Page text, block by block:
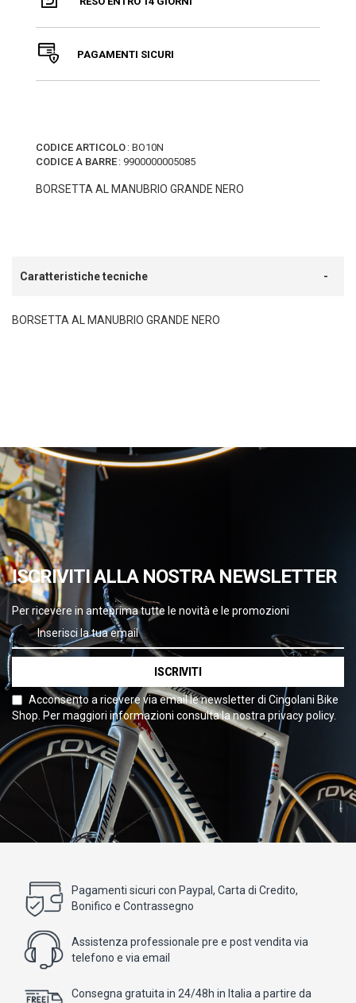
PAGAMENTI SICURI
CODICE ARTICOLO : BO10N
CODICE A BARRE : 9900000005085
BORSETTA AL MANUBRIO GRANDE NERO
Caratteristiche tecniche
BORSETTA AL MANUBRIO GRANDE NERO
ISCRIVITI ALLA NOSTRA NEWSLETTER
Per ricevere in anteprima tutte le novità e le promozioni
ISCRIVITI
Acconsento a ricevere via email le newsletter di Cingolani Bike
Shop. Per maggiori informazioni consulta la nostra privacy policy.
Pagamenti sicuri con Paypal, Carta di Credito,
Bonifico e Contrassegno
Assistenza professionale pre e post vendita via
telefono e via email
Consegna gratuita in 24/48h in Italia a partire da